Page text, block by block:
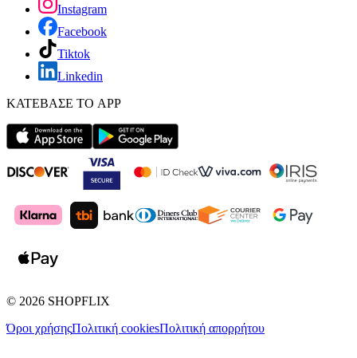
Instagram
Facebook
Tiktok
Linkedin
ΚΑΤΕΒΑΣΕ ΤΟ APP
© 2026 SHOPFLIX
Όροι χρήσηςΠολιτική cookiesΠολιτική απορρήτου